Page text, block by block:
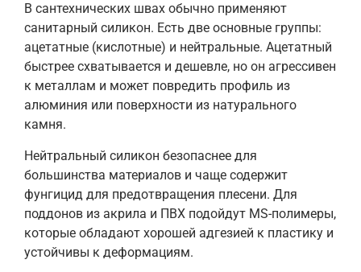
В сантехнических швах обычно применяют
санитарный силикон. Есть две основные группы:
ацетатные (кислотные) и нейтральные. Ацетатный
быстрее схватывается и дешевле, но он агрессивен
к металлам и может повредить профиль из
алюминия или поверхности из натурального
камня.
Нейтральный силикон безопаснее для
большинства материалов и чаще содержит
фунгицид для предотвращения плесени. Для
поддонов из акрила и ПВХ подойдут MS-полимеры,
которые обладают хорошей адгезией к пластику и
устойчивы к деформациям.